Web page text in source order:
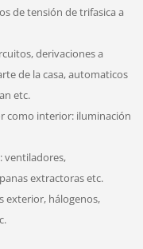
de tensión de trifasica a
derivaciones a
de la casa, automaticos
etc.
como interior: iluminación
ventiladores,
extractoras etc.
exterior, hálogenos,